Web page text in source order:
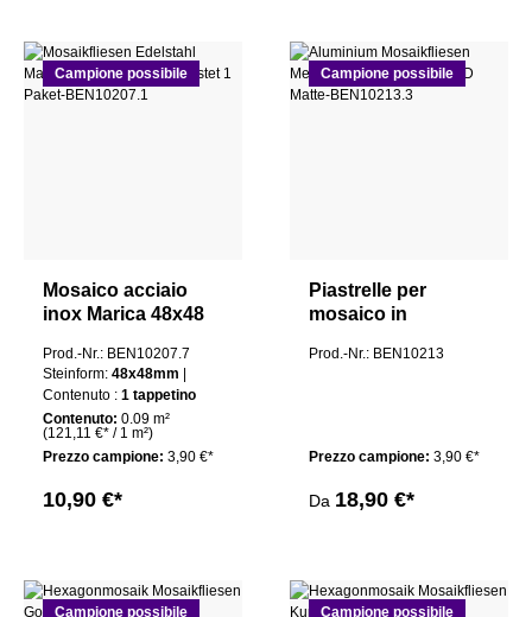
Campione possibile
Mosaico acciaio
inox Marica 48x48
1 mat
Prod.-Nr.: BEN10207.7
Steinform: 48x48mm
Contenuto : 1 tappetino
Contenuto: 0.09 m²
(121,11 €* / 1 m²)
Prezzo campione: 3,90 €*
10,90 €*
Campione possibile
Piastrelle per
mosaico in
spazzolato 3D
Prod.-Nr.: BEN10213
Prezzo campione: 3,90 €*
Da 18,90 €*
Campione possibile Campione possibile